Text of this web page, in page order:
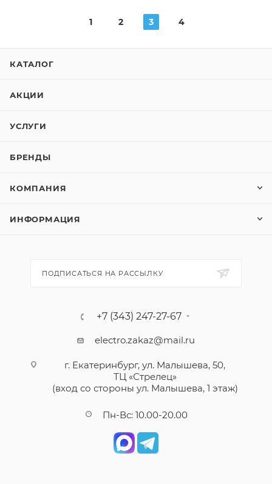
1 2 3 4
КАТАЛОГ
АКЦИИ
УСЛУГИ
БРЕНДЫ
КОМПАНИЯ
ИНФОРМАЦИЯ
ПОДПИСАТЬСЯ НА РАССЫЛКУ
+7 (343) 247-27-67
electro.zakaz@mail.ru
г. Екатеринбург, ул. Малышева, 50,
ТЦ «Стрелец»
(вход со стороны ул. Малышева, 1 этаж)
Пн-Вс: 10.00-20.00